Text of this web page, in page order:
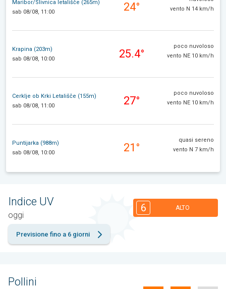
Maribor/Slivnica letališče (265m)
sab 08/08, 11:00
24°
vento N 14 km/h
Krapina (203m)
sab 08/08, 10:00
25.4°
poco nuvoloso
vento NE 10 km/h
Cerklje ob Krki Letališče (155m)
sab 08/08, 11:00
27°
poco nuvoloso
vento NE 10 km/h
Puntijarka (988m)
sab 08/08, 10:00
21°
quasi sereno
vento N 7 km/h
Indice UV
oggi
6 ALTO
Previsione fino a 6 giorni
Pollini